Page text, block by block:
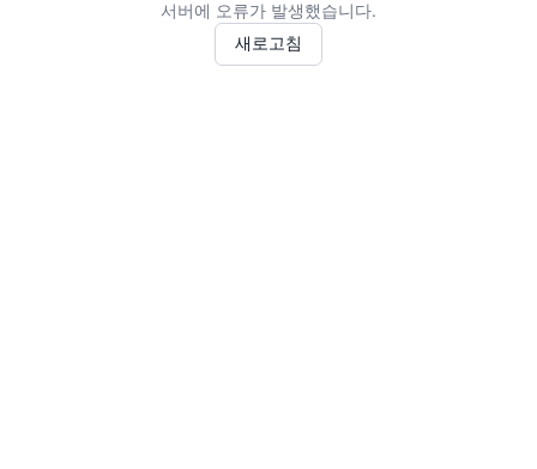
서버에 오류가 발생했습니다.
새로고침